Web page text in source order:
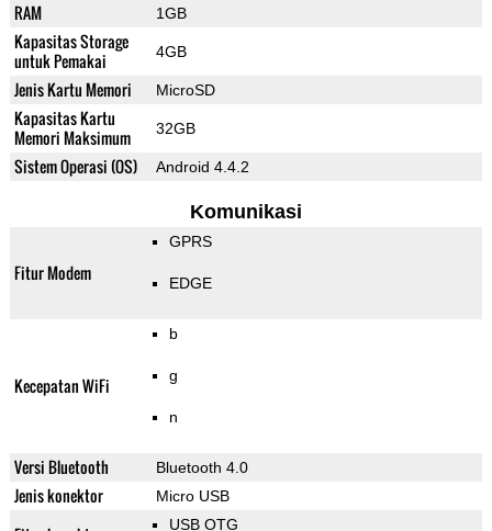
RAM 1GB
Kapasitas Storage
untuk Pemakai
4GB
Jenis Kartu Memori MicroSD
Kapasitas Kartu
Memori Maksimum
32GB
Sistem Operasi (OS) Android 4.4.2
Komunikasi
Fitur Modem
GPRS
EDGE
Kecepatan WiFi
b
g
n
Versi Bluetooth Bluetooth 4.0
Jenis konektor Micro USB
USB OTG